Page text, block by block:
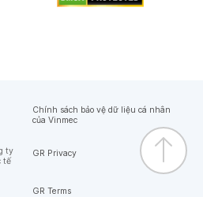
ty
tế
Chính sách bảo vệ dữ liệu cá nhân
của Vinmec
GR Privacy
GR Terms